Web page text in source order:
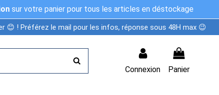
sur votre panier pour tous les articles en déstockage
😊 ! Préférez le mail pour les infos, réponse sous 48H max 😉
Connexion Panier